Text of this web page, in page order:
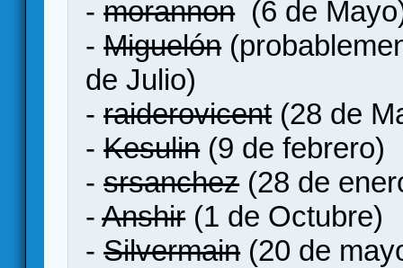
-morannon(6 de
-Miguelón
de Julio)
-raiderovicent(28 de
-Kesulin(9 de febrero)
-srsanchez(28 de
-Anshir(1 de Octubre)
-Silvermain(20 de